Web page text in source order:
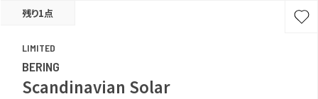
残り1点
LIMITED
BERING
Scandinavian Solar